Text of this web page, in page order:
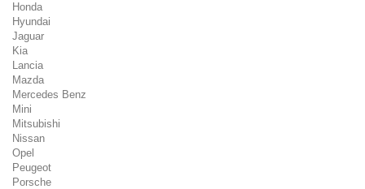
Honda
Hyundai
Jaguar
Kia
Lancia
Mazda
Mercedes Benz
Mini
Mitsubishi
Nissan
Opel
Peugeot
Porsche